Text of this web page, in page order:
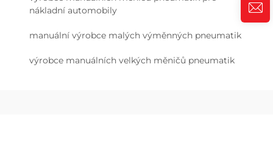
nákladní automobily
manuální výrobce malých výměnných pneumatik
výrobce manuálních velkých měničů pneumatik